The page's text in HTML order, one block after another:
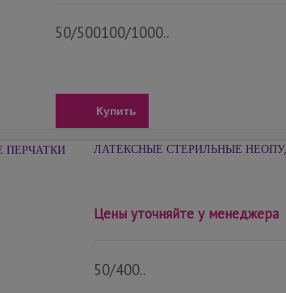
50/500100/1000..
Купить
ЛАТЕКСНЫЕ СТЕРИЛЬНЫЕ
Цены уточняйте у менеджера
50/400..